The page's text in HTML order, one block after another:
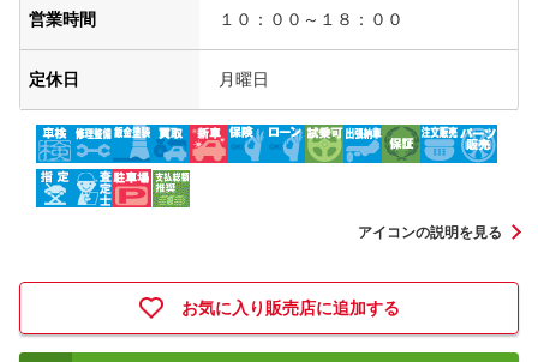
営業時間 １０：００～１８：００
定休日 月曜日
アイコンの説明を見る
お気に入り販売店に追加する